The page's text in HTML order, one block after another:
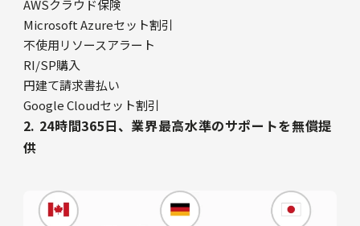
AWSクラウド保険
Microsoft Azureセット割引
不使用リソースアラート
RI/SP購入
円建て請求書払い
Google Cloudセット割引
2. 24時間365日、業界最高水準のサポートを無償提
供